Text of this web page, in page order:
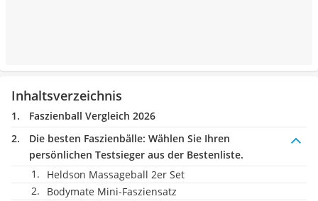
Inhaltsverzeichnis
Faszienball Vergleich 2026
Die besten Faszienbälle: Wählen Sie Ihren
persönlichen Testsieger aus der Bestenliste.
Heldson Massageball 2er Set
Bodymate Mini-Fasziensatz